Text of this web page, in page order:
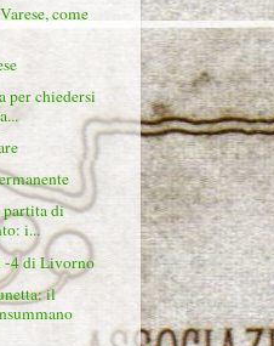
come
per chiedersi
partita di
i...
-4 di Livorno
il